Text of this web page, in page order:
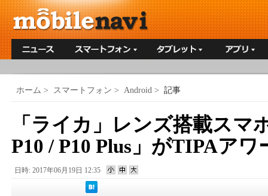
ホーム > スマートフォン > Android > 記事
「ライカ」レンズ搭載スマ
P10 / P10 Plus」がTIPAアワ
日時: 2017年06月19日 12:35